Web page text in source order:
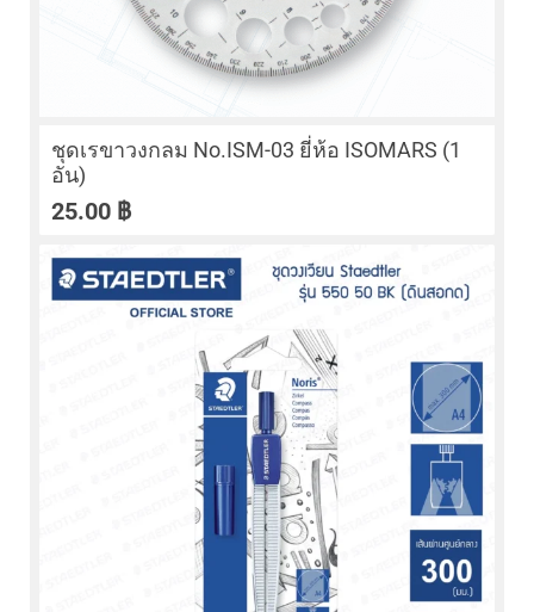
ชุดเรขาวงกลม No.ISM-03 ยี่ห้อ ISOMARS (1
อัน)
25.00 ฿